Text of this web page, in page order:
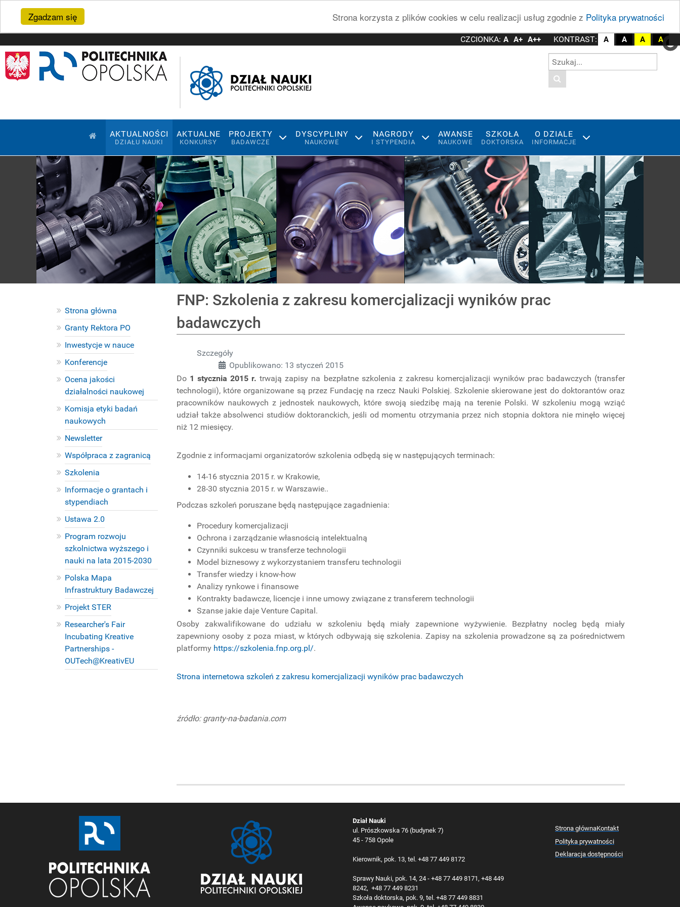
Zgadzam się Strona korzysta z plików cookies w celu realizacji usług zgodnie z Polityka prywatności
CZCIONKA: A A+ A++ KONTRAST: A A A A
Wyszukiwarka w witrynie
Wpisz szukaną frazę
AKTUALNOŚCI
DZIAŁU NAUKI
AKTUALNE
KONKURSY
PROJEKTY
BADAWCZE
DYSCYPLINY
NAUKOWE
NAGRODY
I STYPENDIA
AWANSE
NAUKOWE
SZKOŁA
DOKTORSKA
O DZIALE
INFORMACJE
Pokaz slajdów
PROJEKTY
Strona główna
Granty Rektora PO
Inwestycje w nauce
Konferencje
Ocena jakości
działalności naukowej
Komisja etyki badań
naukowych
Newsletter
Współpraca z zagranicą
Szkolenia
Informacje o grantach i
stypendiach
Ustawa 2.0
Program rozwoju
szkolnictwa wyższego i
nauki na lata 2015-2030
Polska Mapa
Infrastruktury Badawczej
Projekt STER
Researcher's Fair
Incubating Kreative
Partnerships -
OUTech@KreativEU
FNP: Szkolenia z zakresu komercjalizacji wyników prac
badawczych
Szczegóły
Opublikowano: 13 styczeń 2015
Do 1 stycznia 2015 r.trwają zapisy na bezpłatne szkolenia z zakresu komercjalizacji wyników prac badawczych (transfer
technologii), które organizowane są przez Fundację na rzecz Nauki Polskiej. Szkolenie skierowane jest do doktorantów oraz
pracowników naukowych z jednostek naukowych, które swoją siedzibę mają na terenie Polski. W szkoleniu mogą wziąć
udział także absolwenci studiów doktoranckich, jeśli od momentu otrzymania przez nich stopnia doktora nie minęło więcej
niż 12 miesięcy.
Zgodnie z informacjami organizatorów szkolenia odbędą się w następujących terminach:
14-16 stycznia 2015 r. w Krakowie,
28-30 stycznia 2015 r. w Warszawie..
Podczas szkoleń poruszane będą następujące zagadnienia:
Procedury komercjalizacji
Ochrona i zarządzanie własnością intelektualną
Czynniki sukcesu w transferze technologii
Model biznesowy z wykorzystaniem transferu technologii
Transfer wiedzy i know-how
Analizy rynkowe i finansowe
Kontrakty badawcze, licencje i inne umowy związane z transferem technologii
Szanse jakie daje Venture Capital.
Osoby zakwalifikowane do udziału w szkoleniu będą miały zapewnione wyżywienie. Bezpłatny nocleg będą miały
zapewniony osoby z poza miast, w których odbywają się szkolenia. Zapisy na szkolenia prowadzone są za pośrednictwem
platformy https://szkolenia.fnp.org.pl/.
Strona internetowa szkoleń z zakresu komercjalizacji wyników prac badawczych
źródło: granty-na-badania.com
Dział Nauki
ul. Prószkowska 76 (budynek 7)
45 - 758 Opole
Kierownik, pok. 13, tel. +48 77 449 8172
Sprawy Nauki, pok. 14, 24 - +48 77 449 8171, +48 449
8242, +48 77 449 8231
Szkoła doktorska, pok. 9, tel. +48 77 449 8831
Strona głównaKontakt
Polityka prywatności
Deklaracja dostępności